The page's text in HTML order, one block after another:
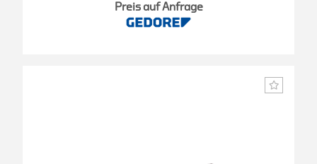
Preis auf Anfrage